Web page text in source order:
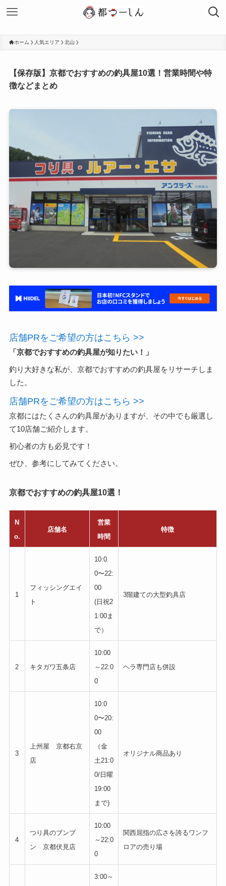
ホーム 人気エリア 北山
【保存版】京都でおすすめの釣具屋10選！営業時間や特
徴などまとめ
店舗PRをご希望の方はこちら >>
「京都でおすすめの釣具屋が知りたい！」
釣り大好きな私が、京都でおすすめの釣具屋をリサーチしま
した。
店舗PRをご希望の方はこちら >>
京都にはたくさんの釣具屋がありますが、その中でも厳選し
て10店舗ご紹介します。
初心者の方も必見です！
ぜひ、参考にしてみてください。
京都でおすすめの釣具屋10選！
N
o.
店舗名
営業
時間
特徴
1
フィッシングエイ
ト
10:0
0〜22:
00
(日祝2
1:00ま
で）
3階建ての大型釣具店
2 キタガワ五条店
10:00
～22:0
0
ヘラ専門店も併設
3
上州屋 京都右京
店
10:0
0〜20:
00
（金
土21:0
0/日曜
19:00
まで)
オリジナル商品あり
4
つり具のブンブ
ン 京都伏見店
10:00
～22:0
0
関西屈指の広さを誇るワンフ
ロアの売り場
3:00～